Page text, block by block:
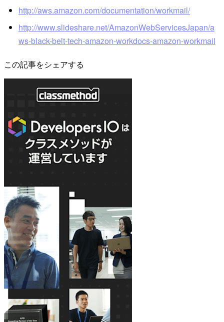
http://aws.amazon.com/documentation/workmail/
http://www.slideshare.net/AmazonWebServicesJapan/a
ws-black-belt-tech-amazon-workdocs-amazon-workmail
この記事をシェアする